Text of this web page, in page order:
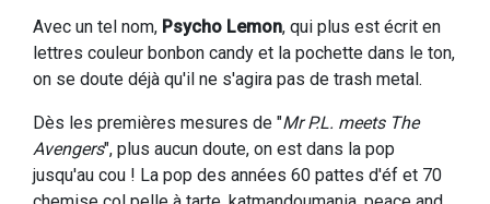
Avec un tel nom, Psycho Lemon, qui plus est écrit en
lettres couleur bonbon candy et la pochette dans le ton,
on se doute déjà qu'il ne s'agira pas de trash metal.
Dès les premières mesures de "Mr P.L. meets The
Avengers", plus aucun doute, on est dans la pop
jusqu'au cou ! La pop des années 60 pattes d'éf et 70